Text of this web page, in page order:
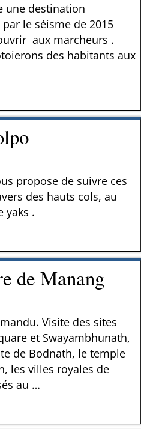
une destination
le séisme de 2015
aux marcheurs .
des habitants aux
propose de suivre ces
des hauts cols, au
yaks .
de Manang
Visite des sites
et Swayambhunath,
de Bodnath, le temple
les villes royales de
au …